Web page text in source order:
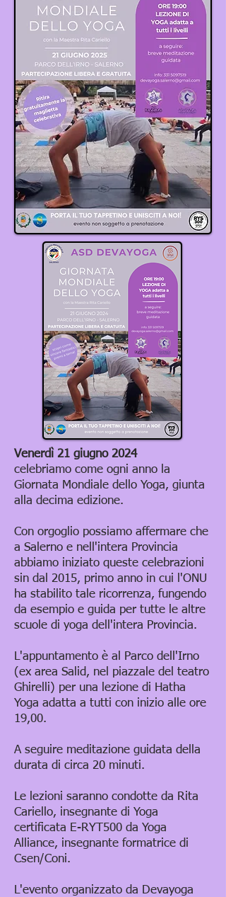
Venerdì 21 giugno 2024
celebriamo come ogni anno la
Giornata Mondiale dello Yoga, giunta
alla decima edizione.
Con orgoglio possiamo affermare che
a Salerno e nell'intera Provincia
abbiamo iniziato queste celebrazioni
sin dal 2015, primo anno in cui l'ONU
ha stabilito tale ricorrenza, fungendo
da esempio e guida per tutte le altre
scuole di yoga dell'intera Provincia.
L'appuntamento è al Parco dell'Irno
(ex area Salid, nel piazzale del teatro
Ghirelli) per una lezione di Hatha
Yoga adatta a tutti con inizio alle ore
19,00.
A seguire meditazione guidata della
durata di circa 20 minuti.
Le lezioni saranno condotte da Rita
Cariello, insegnante di Yoga
certificata E-RYT500 da Yoga
Alliance, insegnante formatrice di
Csen/Coni.
L'evento organizzato da Devayoga